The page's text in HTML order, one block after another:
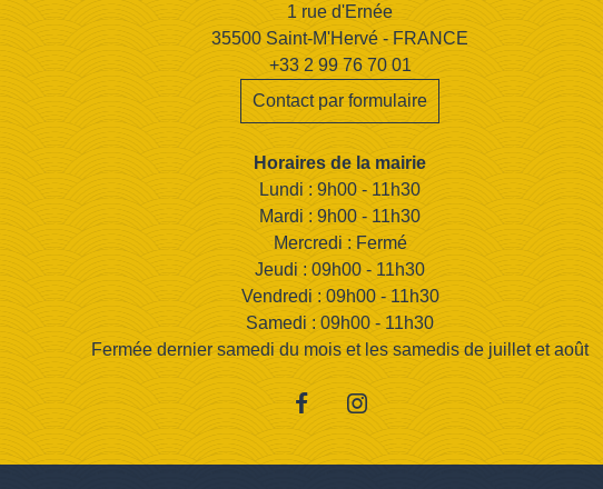
1 rue d'Ernée
35500 Saint-M'Hervé - FRANCE
+33 2 99 76 70 01
Contact par formulaire
Horaires de la mairie
Lundi : 9h00 - 11h30
Mardi : 9h00 - 11h30
Mercredi : Fermé
Jeudi : 09h00 - 11h30
Vendredi : 09h00 - 11h30
Samedi : 09h00 - 11h30
Fermée dernier samedi du mois et les samedis de juillet et août